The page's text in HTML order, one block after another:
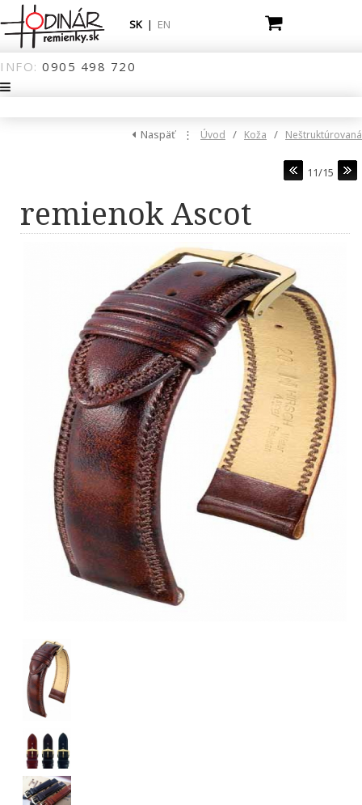
INFO: 0905 498 720
SK | EN
Naspäť ⋮ Úvod / Koža / Neštruktúrovaná
11/15
remienok Ascot